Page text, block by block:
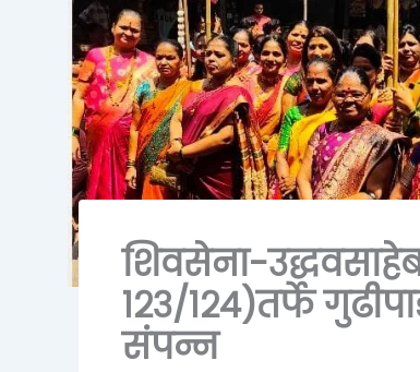
शिवसेना-
१२३/१२४)तर्फे
संपन्न